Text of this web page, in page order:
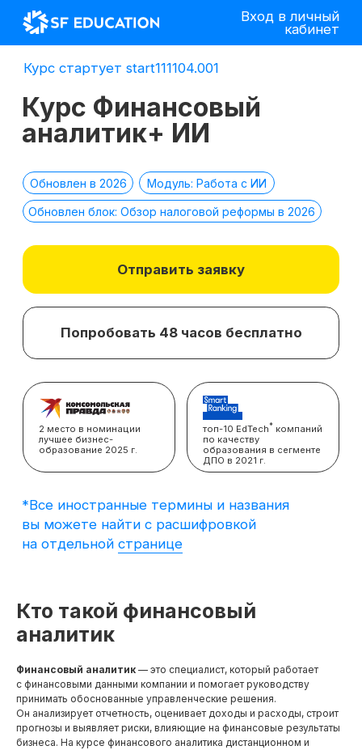
Вход в личный
кабинет
Обновлен в 2026 Модуль: Работа с ИИ
Курс Финансовый
аналитик+ ИИ
Отправить заявку
топ-10 EdTech компаний
ДПО в 2021 г.
2 место в номинации
лучшее бизнес-
*Все иностранные термины и названия
на отдельной
Курс стартует start111104.001
Кто такой финансовый
аналитик
Финансовый аналитик — это специалист, который работает
с финансовыми данными компании и помогает руководству
принимать обоснованные управленческие решения.
Он анализирует отчетность, оценивает доходы и расходы, строит
прогнозы и выявляет риски, влияющие на финансовые результаты
бизнеса. На курсе финансового аналитика дистанционном и